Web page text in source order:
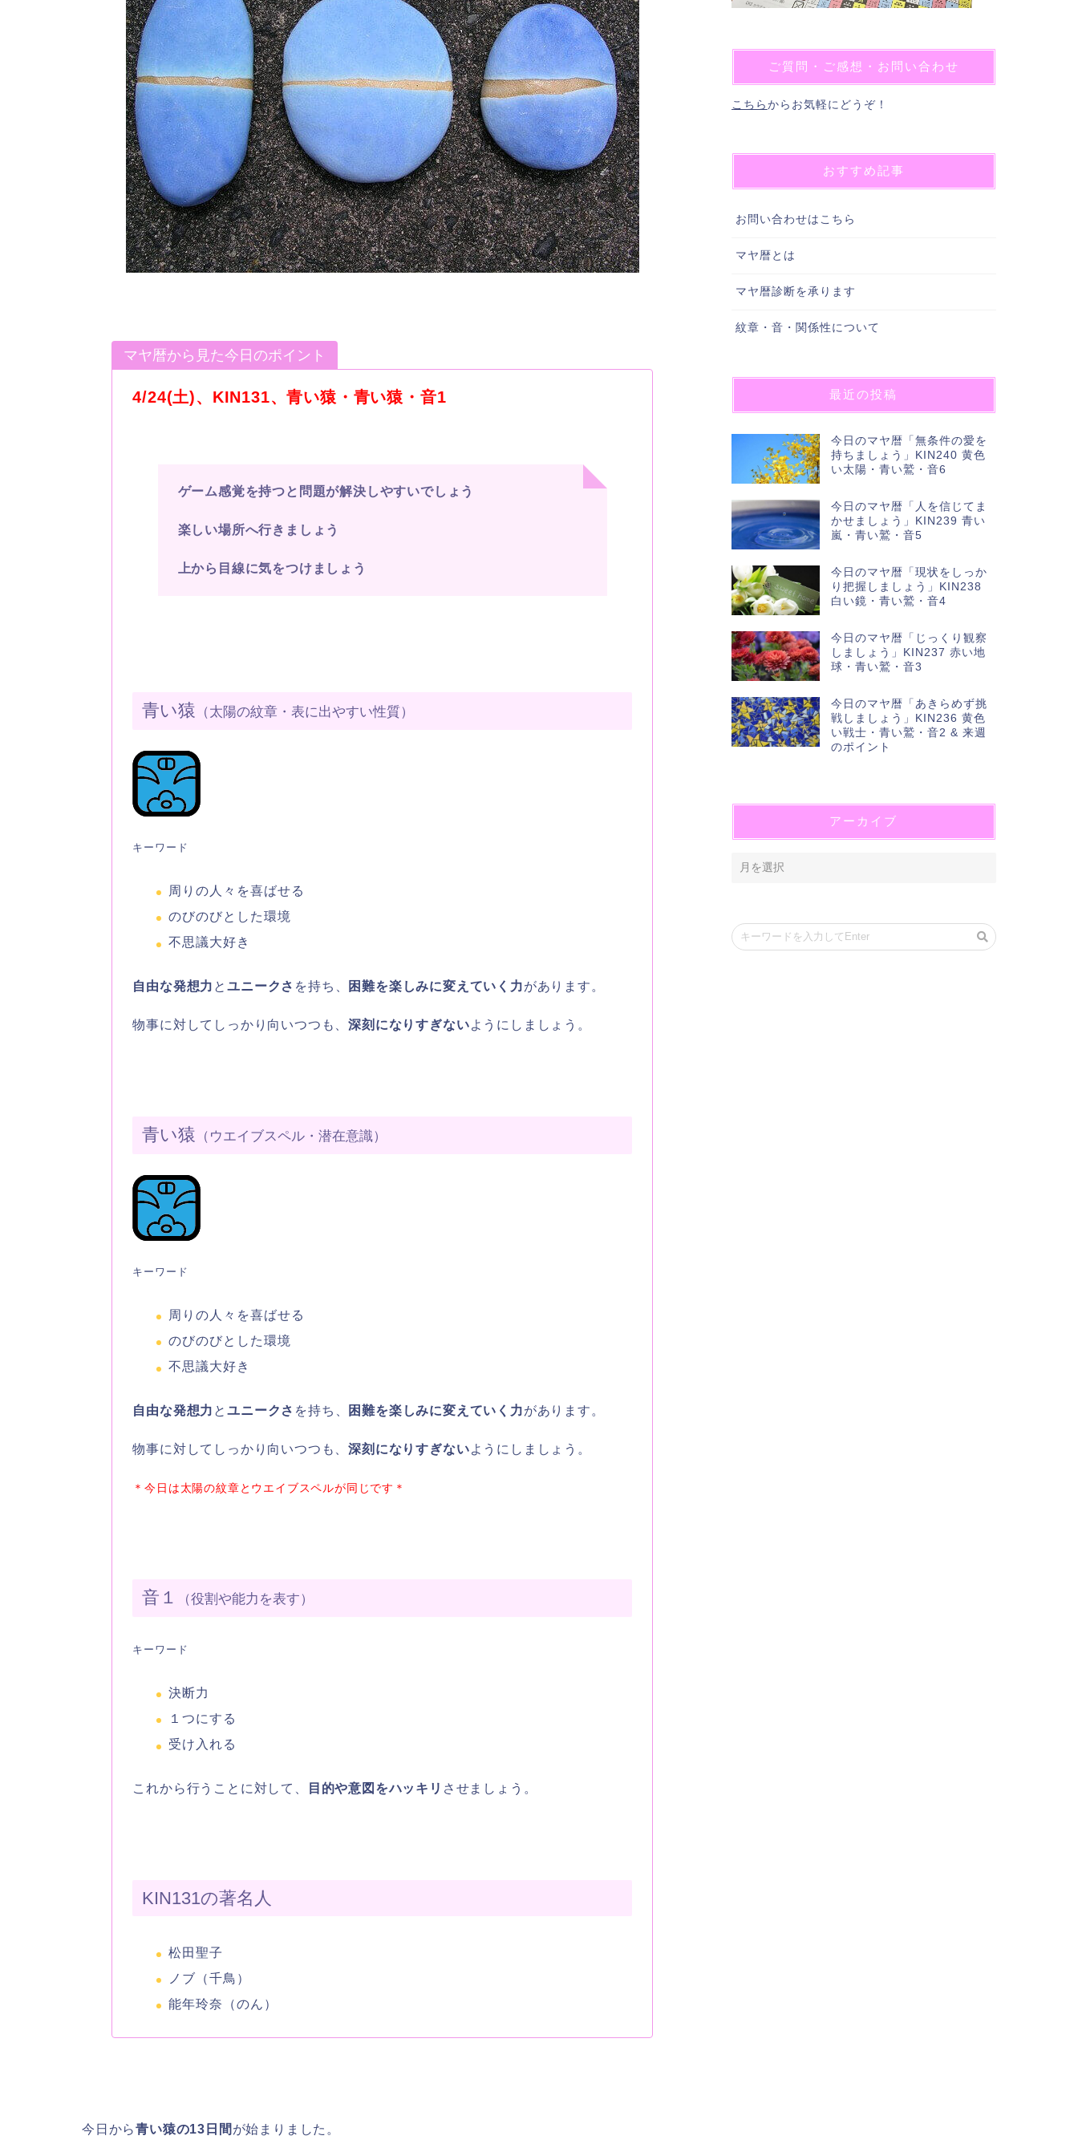
マヤ暦から見た今日のポイント
4/24(土)、KIN131、青い猿・青い猿・音1
ゲーム感覚を持つと問題が解決しやすいでしょう
楽しい場所へ行きましょう
上から目線に気をつけましょう
青い猿 （太陽の紋章・表に出やすい性質）
キーワード
周りの人々を喜ばせる
のびのびとした環境
不思議大好き
自由な発想力 とユニークさ を持ち、 困難を楽しみに変えていく力があります。
物事に対してしっかり向いつつも、深刻になりすぎないようにしましょう。
青い猿 （ウエイブスペル・潜在意識）
キーワード
周りの人々を喜ばせる
のびのびとした環境
不思議大好き
自由な発想力 とユニークさ を持ち、 困難を楽しみに変えていく力があります。
物事に対してしっかり向いつつも、深刻になりすぎないようにしましょう。
＊今日は太陽の紋章とウエイブスペルが同じです＊
音１ （役割や能力を表す）
キーワード
決断力
１つにする
受け入れる
これから行うことに対して、 目的や意図をハッキリ させましょう。
KIN131の著名人
松田聖子
ノブ（千鳥）
能年玲奈（のん）
今日から青い猿の13日間 が始まりました。
ご質問・ご感想・お問い合わせ
こちら からお気軽にどうぞ！
おすすめ記事
お問い合わせはこちら
マヤ暦とは
マヤ暦診断を承ります
紋章・音・関係性について
最近の投稿
今日のマヤ暦「無条件の愛を
持ちましょう」KIN240 黄色
い太陽・青い鷲・音6
今日のマヤ暦「人を信じてま
かせましょう」KIN239 青い
嵐・青い鷲・音5
今日のマヤ暦「現状をしっか
り把握しましょう」KIN238
白い鏡・青い鷲・音4
今日のマヤ暦「じっくり観察
しましょう」KIN237 赤い地
球・青い鷲・音3
今日のマヤ暦「あきらめず挑
戦しましょう」KIN236 黄色
い戦士・青い鷲・音2 & 来週
のポイント
アーカイブ